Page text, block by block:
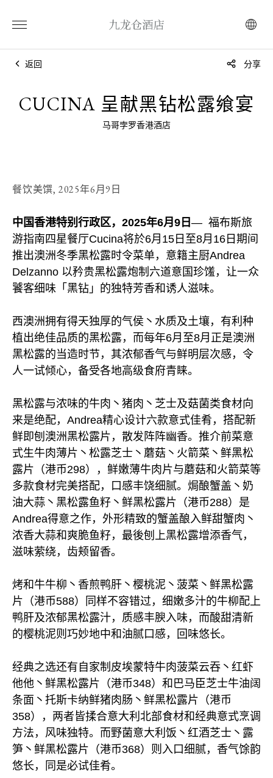
返回 分享
CUCINA 呈献黑钻松露飨宴
马哥孛罗香港酒店
餐饮美馔, 2025年6月9日
中国香港特别行政区，2025年6月9日 — 福布斯旅
游指南四星餐厅Cucina将於6月15日至8月16日期间
推出澳洲冬季黑松露时令菜单，意籍主厨Andrea
Delzanno 以矜贵黑松露炮制六道意国珍馐，让一众
饕客细味「黑钻」的独特芳香和诱人滋味。
西澳洲拥有得天独厚的气侯丶水质及土壤，有利种
植出绝佳品质的黑松露，而每年6月至8月正是澳洲
黑松露的当造时节，其浓郁香气与鲜明层次感，令
人一试倾心，备受各地高级食府青睐。
黑松露与浓味的牛肉丶猪肉丶芝士及菇菌类食材向
来是绝配，Andrea精心设计六款意式佳肴，搭配新
鲜即刨澳洲黑松露片，散发阵阵幽香。推介前菜意
式生牛肉薄片丶松露芝士丶蘑菇丶火箭菜丶鲜黑松
露片（港币298），鲜嫩薄牛肉片与蘑菇和火箭菜等
多款食材完美搭配，口感丰饶细腻。焗酿蟹盖丶奶
油大蒜丶黑松露鱼籽丶鲜黑松露片（港币288）是
Andrea得意之作，外形精致的蟹盖酿入鲜甜蟹肉丶
浓香大蒜和爽脆鱼籽，最後刨上黑松露增添香气，
滋味萦绕，齿颊留香。
烤和牛牛柳丶香煎鸭肝丶樱桃泥丶菠菜丶鲜黑松露
片（港币588）同样不容错过，细嫩多汁的牛柳配上
鸭肝及浓郁黑松露汁，质感丰腴入味，而酸甜清新
的樱桃泥则巧妙地中和油腻口感，回味悠长。
经典之选还有自家制皮埃蒙特牛肉菠菜云吞丶红虾
他他丶鲜黑松露片（港币348）和巴马臣芝士牛油阔
条面丶托斯卡纳鲜猪肉肠丶鲜黑松露片（港币
358），两者皆揉合意大利北部食材和经典意式烹调
方法，风味独特。而野菌意大利饭丶红酒芝士丶露
笋丶鲜黑松露片（港币368）则入口细腻，香气馀韵
悠长，同是必试佳肴。